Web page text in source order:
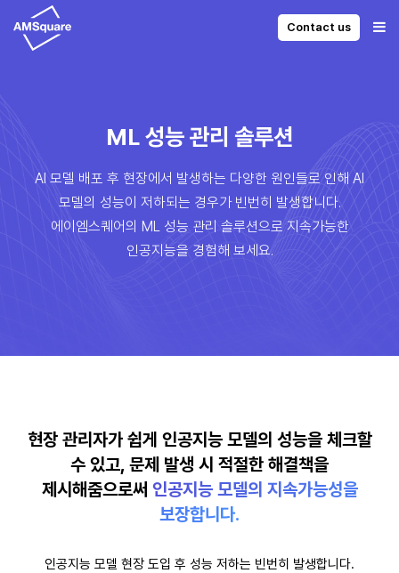
Contact us
ML 성능 관리 솔루션
AI 모델 배포 후 현장에서 발생하는 다양한 원인들로 인해 AI
모델의 성능이 저하되는 경우가 빈번히 발생합니다.
에이엠스퀘어의 ML 성능 관리 솔루션으로 지속가능한
인공지능을 경험해 보세요.
현장 관리자가 쉽게 인공지능 모델의 성능을 체크할
수 있고, 문제 발생 시 적절한 해결책을
제시해줌으로써 인공지능 모델의 지속가능성을
보장합니다.
인공지능 모델 현장 도입 후 성능 저하는 빈번히 발생합니다.